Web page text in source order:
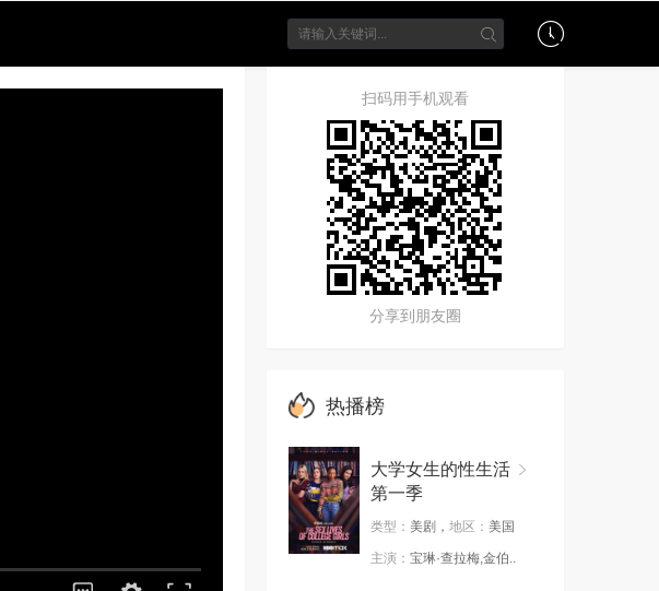
扫码用手机观看
分享到朋友圈
热播榜
大学女生的性生活
第一季
类型： 美剧， 地区： 美国
主演： 宝琳·查拉梅,金伯..